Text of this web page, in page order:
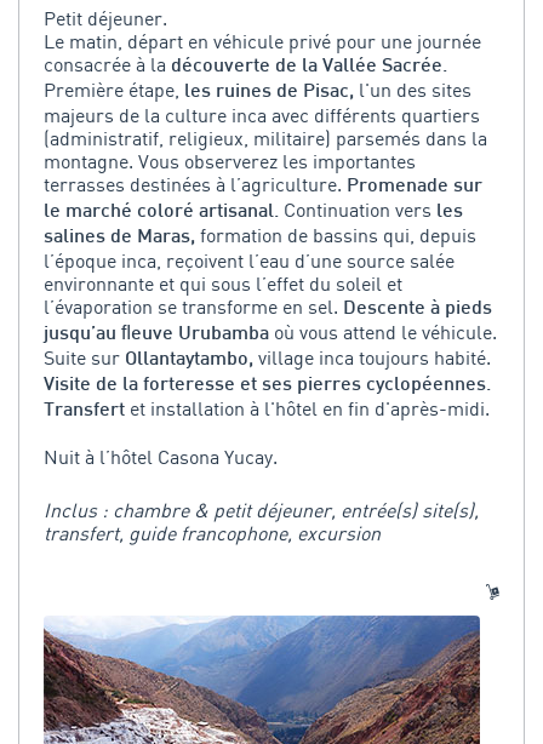
Petit déjeuner.
Le matin, départ en véhicule privé pour une journée
consacrée à la découverte de la Vallée Sacrée.
Première étape, les ruines de Pisac, l'un des sites
majeurs de la culture inca avec différents quartiers
(administratif, religieux, militaire) parsemés dans la
montagne. Vous observerez les importantes
terrasses destinées à l’agriculture. Promenade sur
le marché coloré artisanal. Continuation vers les
salines de Maras, formation de bassins qui, depuis
l’époque inca, reçoivent l’eau d’une source salée
environnante et qui sous l’effet du soleil et
l’évaporation se transforme en sel. Descente à pieds
jusqu’au ﬂeuve Urubamba où vous attend le véhicule.
Suite sur Ollantaytambo, village inca toujours habité.
Visite de la forteresse et ses pierres cyclopéennes.
Transfert et installation à l'hôtel en fin d'après-midi.
Nuit à l’hôtel Casona Yucay.
Inclus : chambre & petit déjeuner, entrée(s) site(s),
transfert, guide francophone, excursion